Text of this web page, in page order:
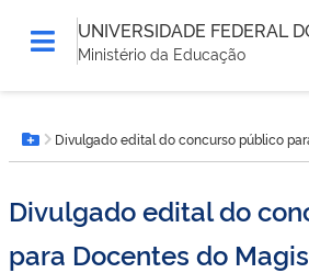
UNIVERSIDADE FEDERAL
Ministério da Educação
está
aqui:Botão Menu
Divulgado edital do concurso público
Divulgado edital do
para Docentes do